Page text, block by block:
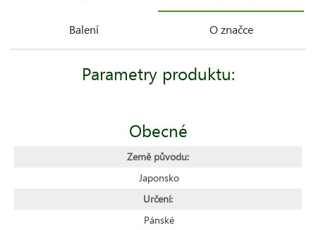
Balení O značce
Parametry produktu:
Obecné
Země původu:
Japonsko
Určení:
Pánské